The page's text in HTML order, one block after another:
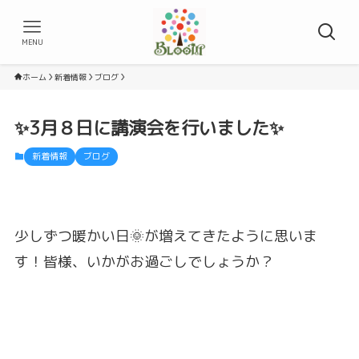
MENU
ホーム 新着情報 ブログ
✨3月８日に講演会を行いました✨
新着情報 ブログ
少しずつ暖かい日🌞が増えてきたように思いま
す！皆様、いかがお過ごしでしょうか？